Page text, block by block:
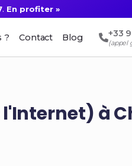
. En profiter »
? Contact Blog +33
(appel
l'Internet) à